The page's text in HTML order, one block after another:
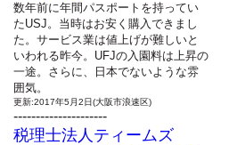
数年前に年間パスポートを持ってい
たUSJ。当時はお安く購入できまし
た。サービス業は値上げが難しいと
いわれる昨今。UFJの入園料は上昇の
一途。さらに、日本でないような雰
囲気。
更新:2017年5月2日(大阪市浪速区)
---------------------
税理士法人ティームズ